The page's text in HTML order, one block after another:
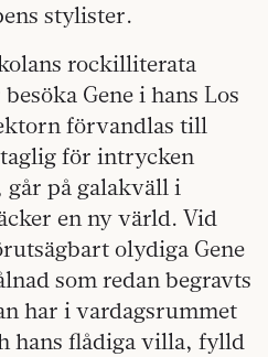
stylister.
rockilliterata
Gene i hans Los
förvandlas till
för intrycken
på galakväll i
en ny värld. Vid
olydiga Gene
som redan begravts
har i vardagsrummet
hans flådiga villa, fylld